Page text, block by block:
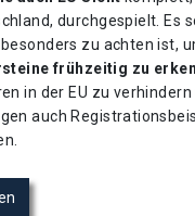
durchgespielt. Es
zu achten ist,
frühzeitig zu
in der EU zu
auch